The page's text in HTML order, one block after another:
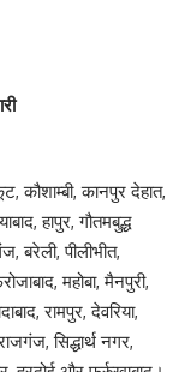
कौशाम्बी, कानपुर देहात,
हापुर, गौतमबुद्ध
बरेली, पीलीभीत,
महोबा, मैनपुरी,
रामपुर, देवरिया,
सिद्धार्थ नगर,